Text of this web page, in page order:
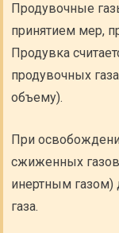
Продувочные
принятием мер,
Продувка
продувочных
объему).
При
сжиженных
инертным газом)
газа.